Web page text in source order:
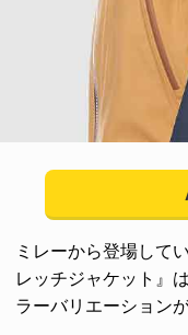
ミレーから登場して
レッチジャケット』
ラーバリエーション